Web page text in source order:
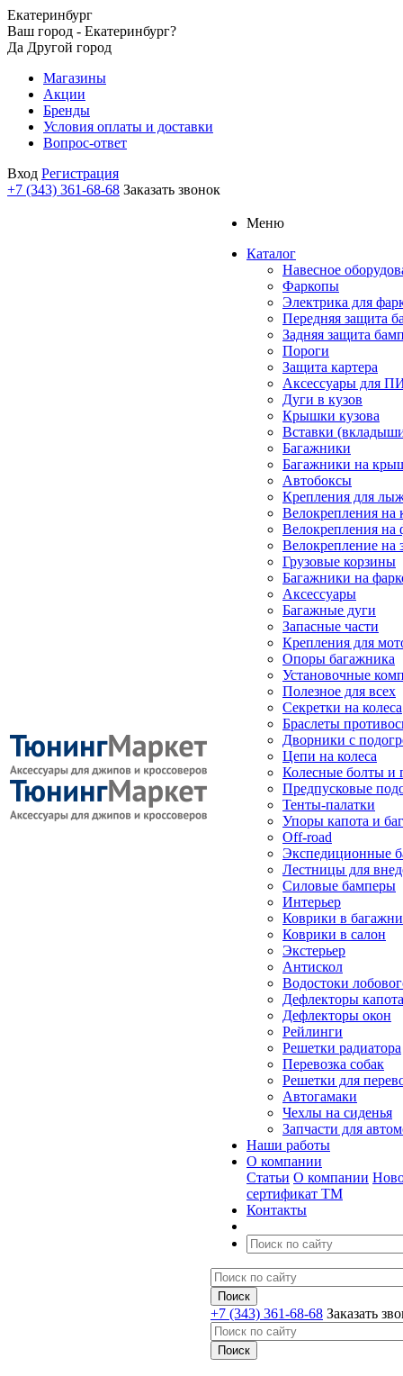
Екатеринбург
Ваш город - Екатеринбург?
Да Другой город
Магазины
Акции
Бренды
Условия оплаты и доставки
Вопрос-ответ
Вход Регистрация
+7 (343) 361-68-68 Заказать звонок
Меню
Каталог
Навесное
Фаркопы
Электрика для
Передняя защита
Задняя защита
Пороги
Защита картера
Аксессуары для
Дуги в кузов
Крышки кузова
Вставки
Багажники
Багажники на
Автобоксы
Крепления для
Велокрепления
Велокрепления на
Велокрепление на
Грузовые корзины
Багажники на
Аксессуары
Багажные дуги
Запасные части
Крепления для
Опоры багажника
Установочные
Полезное для всех
Секретки на колеса
Браслеты
Дворники с
Цепи на колеса
Колесные болты и
Предпусковые
Тенты-палатки
Упоры капота и
Off-road
Экспедиционные
Лестницы для
Силовые бамперы
Интерьер
Коврики в
Коврики в салон
Экстерьер
Антискол
Водостоки
Дефлекторы капота
Дефлекторы окон
Рейлинги
Решетки радиатора
Перевозка собак
Решетки для
Автогамаки
Чехлы на сиденья
Запчасти для
Наши работы
О компании
Статьи О компании
сертификат ТМ
Контакты
+7 (343) 361-68-68 Заказать